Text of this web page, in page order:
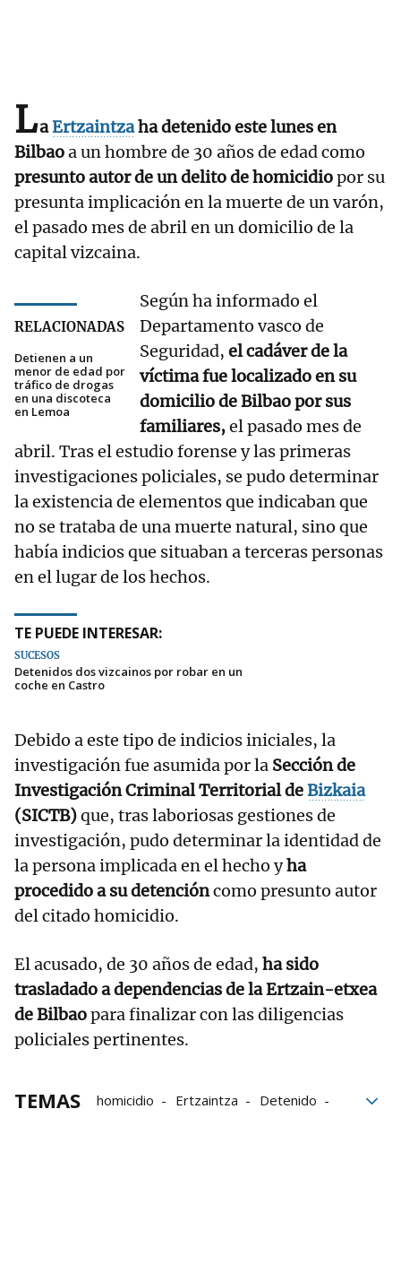
LaErtzaintzaha detenido este lunes en
Bilbaoa un hombre de 30 añosde edad como
presunto autor de un delito de homicidiopor su
presunta implicación en la muerte de un varón,
el pasado mes de abril en un domicilio de la
capital vizcaina.
RELACIONADAS
Detienen a un
menor de edad por
tráfico de drogas
en una discoteca
en Lemoa
Según ha informado el
Departamento vasco de
Seguridad, el cadáver de la
víctima fue localizado en su
domicilio de Bilbao por sus
familiares,el pasado mes de
abril. Tras el estudio forense y las primeras
investigaciones policiales, se pudo determinar
la existencia de elementos que indicaban que
no se trataba de una muerte natural, sino que
había indicios que situaban a terceras personas
en el lugar de los hechos.
TE PUEDE INTERESAR:
SUCESOS
Detenidos dos vizcainos por robar en un
coche en Castro
Debido a este tipo de indicios iniciales, la
investigación fue asumida por la Sección de
Investigación Criminal Territorial deBizkaia
(SICTB)que, tras laboriosas gestiones de
investigación, pudo determinar la identidad de
la persona implicada en el hecho yha
procedido a su detencióncomo presunto autor
del citado homicidio.
El acusado, de 30 años de edad, ha sido
trasladado a dependencias de la Ertzain-etxea
de Bilbaopara finalizar con las diligencias
policiales pertinentes.
TEMAS homicidio Ertzaintza
Detenido